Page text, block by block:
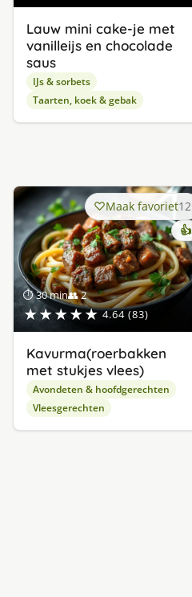
Lauw mini cake-je met
vanilleijs en chocolade
saus
IJs & sorbets
Taarten, koek & gebak
⏱ 30 min👥 2
★★★★★ 4.64 (83)
Maak favoriet12
👍
Kavurma(roerbakken
met stukjes vlees)
Avondeten & hoofdgerechten
Vleesgerechten